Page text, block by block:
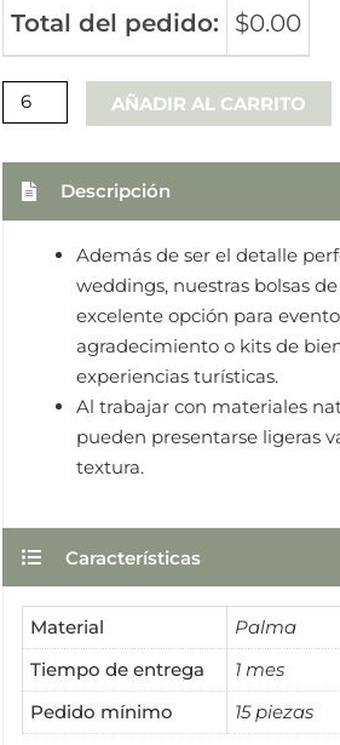
Total del pedido: $0.00
AÑADIR AL CARRITO
Descripción
Además de ser el detalle
weddings, nuestras bolsas
excelente opción para
agradecimiento o kits de
experiencias turísticas.
Al trabajar con materiales
pueden presentarse ligeras
textura.
Características
Material
Palma
Tiempo de entrega
1 mes
Pedido mínimo
15 piezas